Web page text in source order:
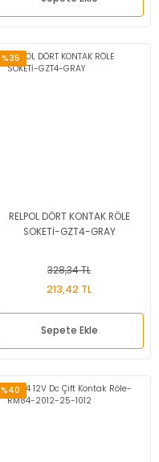
%35
RELPOL DÖRT KONTAK RÖLE
SOKETİ-GZT4-GRAY
328,34 TL
213,42 TL
Sepete Ekle
%40